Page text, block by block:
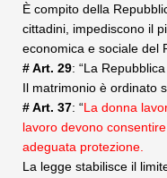
È compito della
cittadini, impediscono il
economica e sociale del
# Art. 29: “La
Il matrimonio è ordinato
# Art. 37: “La donna
lavoro devono
adeguata protezione.
La legge stabilisce il